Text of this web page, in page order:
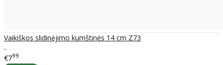
Vaikiškos slidinėjimo kumštinės 14 cm Z73
..
€799